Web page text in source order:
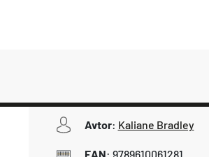
Avtor: Kaliane Bradley
EAN: 9789610061281